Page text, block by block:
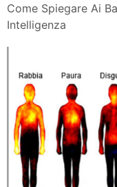
Come Spiegare Ai
Intelligenza